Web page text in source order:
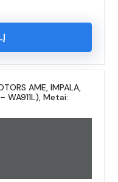
AME, IMPALA,
WA911L), Metai: